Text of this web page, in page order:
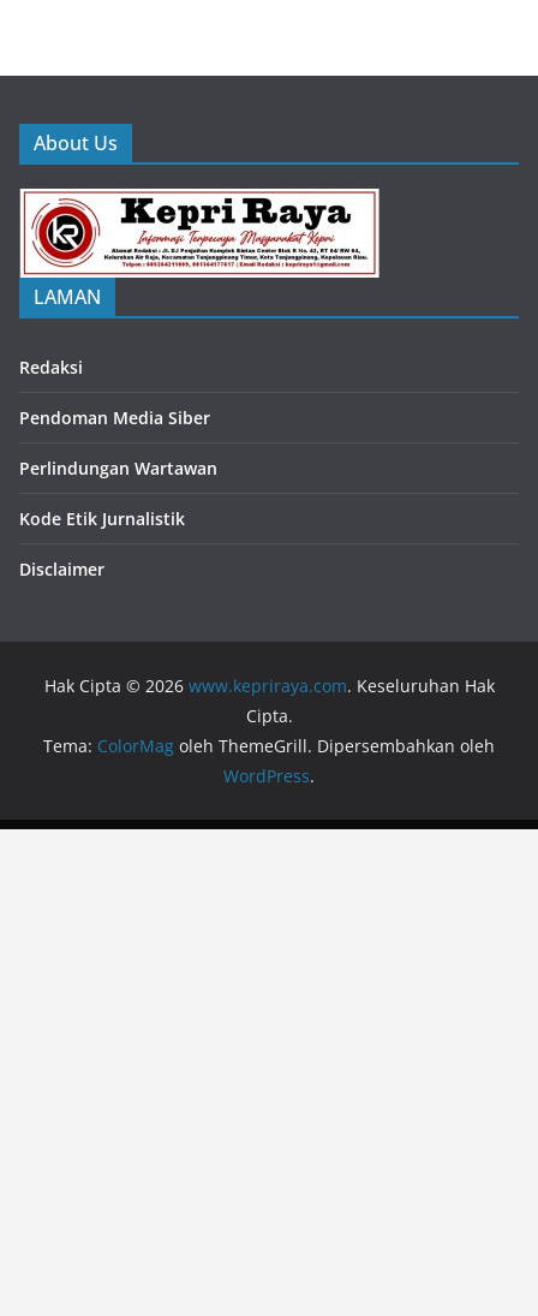
About Us
LAMAN
Redaksi
Pendoman Media Siber
Perlindungan Wartawan
Kode Etik Jurnalistik
Disclaimer
Hak Cipta © 2026 www.kepriraya.com. Keseluruhan Hak
Cipta.
Tema: ColorMag oleh ThemeGrill. Dipersembahkan oleh
WordPress.